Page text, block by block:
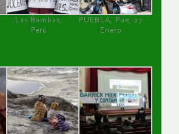
Las Bambas,
Perú
PUEBLA, Pue, 27
Enero